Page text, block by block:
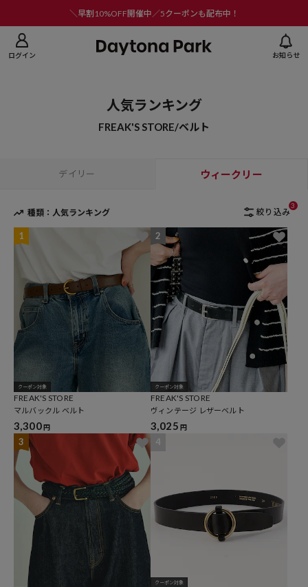
＼早割10%OFF開催中／5クーポンも配布中！
ログイン お知らせ
人気ランキング
FREAK'S STORE/ベルト
デイリー ウィークリー
種類：人気ランキング 絞り込み
3
1
クーポン対象
FREAK'S STORE
マルバックル ベルト
3,300円
2
クーポン対象
FREAK'S STORE
ヴィンテージ レザーベルト
3,025 円
3 4
クーポン対象